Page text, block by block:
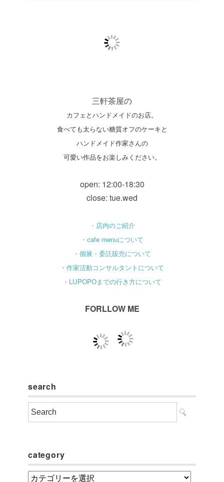
三軒茶屋の
カフェとハンドメイドのお店。
食べても太らない糖質オフのケーキと
ハンドメイド作家さんの
可愛い作品をお楽しみください。
open: 12:00-18:30
close: tue.wed
・店内のご紹介
・cafe menuについて
・個展・委託販売について
・作家活動コンサルタントについて
・LUPOPOまでの行き方について
FORLLOW ME
search
category
category